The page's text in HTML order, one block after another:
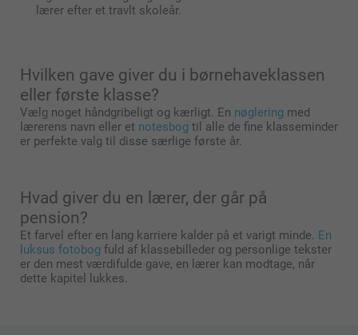
lærer efter et travlt skoleår.
Hvilken gave giver du i børnehaveklassen
eller første klasse?
Vælg noget håndgribeligt og kærligt. En nøglering med
lærerens navn eller et notesbog til alle de fine klasseminder
er perfekte valg til disse særlige første år.
Hvad giver du en lærer, der går på
pension?
Et farvel efter en lang karriere kalder på et varigt minde. En
luksus fotobog fuld af klassebilleder og personlige tekster
er den mest værdifulde gave, en lærer kan modtage, når
dette kapitel lukkes.